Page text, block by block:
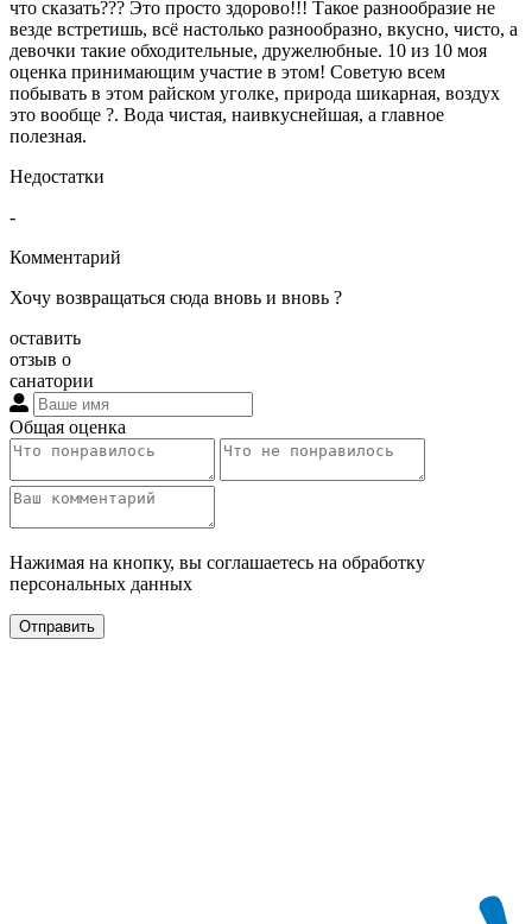
что сказать??? Это просто здорово!!! Такое разнообразие не
везде встретишь, всё настолько разнообразно, вкусно, чисто, а
девочки такие обходительные, дружелюбные. 10 из 10 моя
оценка принимающим участие в этом! Советую всем
побывать в этом райском уголке, природа шикарная, воздух
это вообще ?. Вода чистая, наивкуснейшая, а главное
полезная.
Недостатки
-
Комментарий
Хочу возвращаться сюда вновь и вновь ?
оставить
отзыв о
санатории
Общая оценка
Нажимая на кнопку, вы соглашаетесь на обработку
персональных данных
Отправить